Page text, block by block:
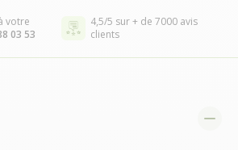
votre
03 53
4,5/5 sur + de 7000 avis
clients